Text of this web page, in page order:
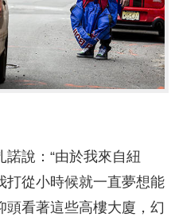
說：“由於我來自紐
打從小時候就一直夢想能
看著這些高樓大廈，幻